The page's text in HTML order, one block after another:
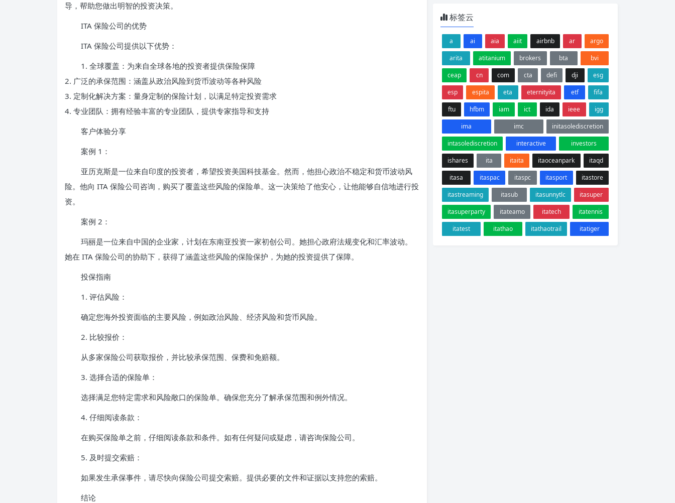
导，帮助您做出明智的投资决策。
ITA 保险公司的优势
ITA 保险公司提供以下优势：
1. 全球覆盖：为来自全球各地的投资者提供保险保障
2. 广泛的承保范围：涵盖从政治风险到货币波动等各种风险
3. 定制化解决方案：量身定制的保险计划，以满足特定投资需求
4. 专业团队：拥有经验丰富的专业团队，提供专家指导和支持
客户体验分享
案例 1：
亚历克斯是一位来自印度的投资者，希望投资美国科技基金。然而，他担心政治不稳定和货币波动风
险。他向 ITA 保险公司咨询，购买了覆盖这些风险的保险单。这一决策给了他安心，让他能够自信地进行投
资。
案例 2：
玛丽是一位来自中国的企业家，计划在东南亚投资一家初创公司。她担心政府法规变化和汇率波动。
她在 ITA 保险公司的协助下，获得了涵盖这些风险的保险保护，为她的投资提供了保障。
投保指南
1. 评估风险：
确定您海外投资面临的主要风险，例如政治风险、经济风险和货币风险。
2. 比较报价：
从多家保险公司获取报价，并比较承保范围、保费和免赔额。
3. 选择合适的保险单：
选择满足您特定需求和风险敞口的保险单。确保您充分了解承保范围和例外情况。
4. 仔细阅读条款：
在购买保险单之前，仔细阅读条款和条件。如有任何疑问或疑虑，请咨询保险公司。
5. 及时提交索赔：
如果发生承保事件，请尽快向保险公司提交索赔。提供必要的文件和证据以支持您的索赔。
结论
标签云
a ai aia aiit airbnb ar
argo
arita
atitanium brokers bta
bvi
ceap
cn com cta defi dji
esg
esp
espita eta eternityita etf
fifa
ftu
hfbm iam ict ida ieee
igg
ima
imc
initasolediscretion
intasolediscretion
interactive
investors
ishares
ita itaita itaoceanpark
itaqd
itasa
itaspac itaspc itasport
itastore
itastreaming
itasub itasunnytlc
itasuper
itasuperparty
itateamo itatech
itatennis
itatest
itathao itathaotrail itatiger